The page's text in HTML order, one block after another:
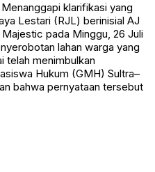
klarifikasi yang
Lestari (RJL) berinisial AJ
pada Minggu, 26 Juli
lahan warga yang
telah menimbulkan
Hukum (GMH) Sultra–
bahwa pernyataan tersebut